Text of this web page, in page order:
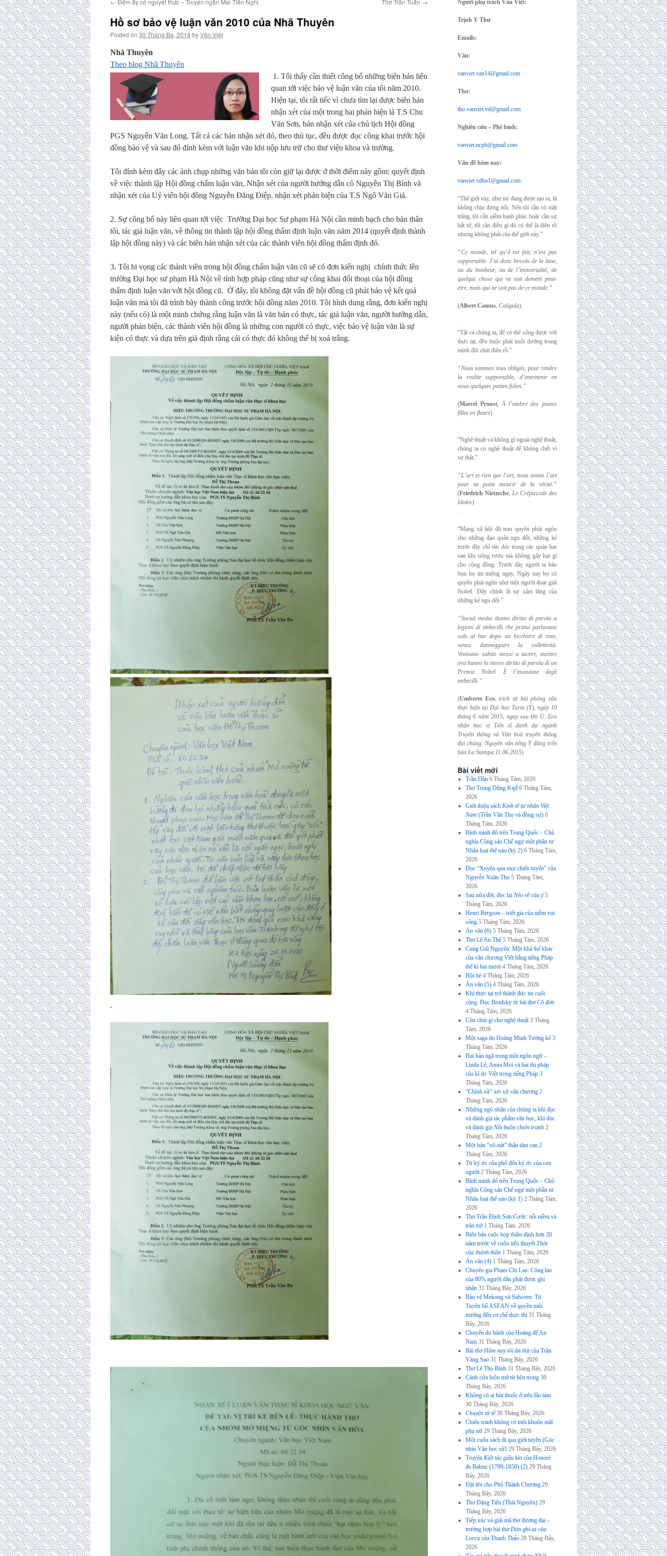
← Đêm ấy có nguyệt thực – Truyện ngắn Mai Tiến Nghị Thơ Trần Tuấn →
Hồ sơ bảo vệ luận văn 2010 của Nhã Thuyên
Posted on 30 Tháng Ba, 2014byVăn Việt
Nhã Thuyên
Theo blog Nhã Thuyên
1. Tôi thấy cần thiết công bố những biên bản liên
quan tới việc bảo vệ luận văn của tôi năm 2010.
Hiện tại, tôi rất tiếc vì chưa tìm lại được biên bản
nhận xét của một trong hai phản biện là T.S Chu
Văn Sơn, bản nhận xét của chủ tịch Hội đồng
PGS Nguyễn Văn Long. Tất cả các bản nhận xét đó, theo thủ tục, đều được đọc công khai trước hội
đồng bảo vệ và sau đó đính kèm với luận văn khi nộp lưu trữ cho thư viện khoa và trường.
Tôi đính kèm đây các ảnh chụp những văn bản tôi còn giữ lại được ở thời điểm này gồm: quyết định
về việc thành lập Hội đồng chấm luận văn, Nhận xét của người hướng dẫn cô Nguyễn Thị Bình và
nhận xét của Uỷ viên hội đồng Nguyễn Đăng Điệp, nhận xét phản biện của T.S Ngô Văn Giá.
2. Sự công bố này liên quan tới việc Trường Đại học Sư phạm Hà Nội cần minh bạch cho bản thân
tôi, tác giả luận văn, về thông tin thành lập hội đồng thẩm định luận văn năm 2014 (quyết định thành
lập hội đồng này) và các biên bản nhận xét của các thành viên hội đồng thẩm định đó.
3. Tôi hi vọng các thành viên trong hội đồng chấm luận văn cũ sẽ có đơn kiến nghị chính thức lên
trường Đại học sư phạm Hà Nội về tính hợp pháp cũng như sự công khai đối thoại của hội đồng
thẩm định luận văn với hội đồng cũ. Ở đây, tôi không đặt vấn đề hội đồng cũ phải bảo vệ kết quả
luận văn mà tôi đã trình bày thành công trước hội đồng năm 2010. Tôi hình dung rằng, đơn kiến nghị
này (nếu có) là một minh chứng rằng luận văn là văn bản có thực, tác giả luận văn, người hướng dẫn,
người phản biện, các thành viên hội đồng là những con người có thực, việc bảo vệ luận văn là sự
kiện có thực và dựa trên giả định rằng cái có thực đó không thể bị xoá trắng.
Người phụ trách Văn Việt:
Trịnh Y Thư
Emails:
Văn:
vanviet.van14@gmail.com
Thơ:
tho.vanviet.vd@gmail.com
Nghiên cứu – Phê bình:
vanviet.ncpb@gmail.com
Vấn đề hôm nay:
vanviet.vdhn1@gmail.com
“Thế giới này, như nó đang được tạo ra, là
không chịu đựng nổi. Nên tôi cần có mặt
trăng, tôi cần niềm hạnh phúc hoặc cần sự
bất tử, tôi cần điều gì đó có thể là điên rồ
nhưng không phải của thế giới này.”
“Ce monde, tel qu’il est fait, n’est pas
supportable. J’ai donc besoin de la lune,
ou du bonheur, ou de l’immortalité, de
quelque chose qui ne soit dement peut-
etre, mais qui ne soit pas de ce monde.”
(Albert Camus, Caligula).
.
“Tất cả chúng ta, để có thể sống được với
thực tại, đều buộc phải nuôi dưỡng trong
mình đôi chút điên rồ.”
“Nous sommes tous obligés, pour rendre
la realite supportable, d’entretenir en
nous quelques petites folies.”
(Marcel Proust,À l’ombre des jeunes
filles en fleurs)
.
“Nghệ thuật và không gì ngoài nghệ thuật,
chúng ta có nghệ thuật để không chết vì
sự thật.”
“L’art et rien que l’art, nous avons l’art
pour ne point mourir de la vérité.”
(Friedrich Nietzsche, Le Crépuscule des
Idoles)
.
“Mạng xã hội đã trao quyền phát ngôn
cho những đạo quân ngu dốt, những kẻ
trước đây chỉ tán dóc trong các quán bar
sau khi uống rượu mà không gây hại gì
cho cộng đồng. Trước đây người ta bảo
bọn họ im miệng ngay. Ngày nay họ có
quyền phát ngôn như một người đoạt giải
Nobel. Đây chính là sự xâm lăng của
những kẻ ngu dốt.”
“Social media danno diritto di parola a
legioni di imbecilli che prima parlavano
solo albar dopo un bicchiere di vino,
senza danneggiare la collettività.
Venivano subito messi a tacere, mentre
ora hanno lo stesso diritto di parola di un
Premio Nobel. È l’invasione degli
imbecilli.”
(Umberto Eco,trích từ bài phỏng vấn
thực hiện tại Đại học Turin (Ý), ngày 10
tháng 6 năm 2015, ngay sau khi U. Eco
nhận học vị Tiến sĩ danh dự ngành
Truyền thông và Văn hoá truyền thông
đại chúng. Nguyên văn tiếng Ý đăng trên
báo La Stampa 11.06.2015)
Bài viết mới
Trần Dần 6 Tháng Tám, 2026
Thơ Trung Dũng Kqđ 6 Tháng Tám,
2026
Giới thiệu sách Kinh tế tư nhân Việt
Nam (Trần Văn Thọ và đồng sự) 6
Tháng Tám, 2026
Bình minh đỏ trên Trung Quốc – Chủ
nghĩa Cộng sản Chế ngự một phần tư
Nhân loại thế nào (kỳ 2) 6 Tháng Tám,
2026
Đọc “Xuyên qua mọi chiến tuyến” của
Nguyễn Xuân Thọ 5 Tháng Tám,
2026
Sau nửa đời, đọc lại Nẻo về của ý 5
Tháng Tám, 2026
Henri Bergson – triết gia của niềm vui
sống 5 Tháng Tám, 2026
Án văn (6) 5 Tháng Tám, 2026
Thơ Lê An Thế 5 Tháng Tám, 2026
Cung Giũ Nguyên: Một khả thể khác
của văn chương Việt bằng tiếng Pháp
thế kỉ hai mươi 4 Tháng Tám, 2026
Hội hè 4 Tháng Tám, 2026
Án văn (5) 4 Tháng Tám, 2026
Khi thực tại trở thành đức tin cuối
cùng: Đọc Brodsky từ bài thơCô đơn
4 Tháng Tám, 2026
Còn chút gì cho nghệ thuật 3 Tháng
Tám, 2026
Một saga do Hoàng Minh Tường kể 3
Tháng Tám, 2026
Hai bản ngã trong một ngôn ngữ –
Linda Lê, Anna Moï và hai thi pháp
của kí ức Việt trong tiếng Pháp 3
Tháng Tám, 2026
“Chính sử” xét xử văn chương 2
Tháng Tám, 2026
Những ngộ nhận của chúng ta khi đọc
và đánh giá tác phẩm văn học, khi đọc
và đánh giá Nỗi buồn chiến tranh 2
Tháng Tám, 2026
Một bản “xô-nát” thấu tâm can 2
Tháng Tám, 2026
Từ ký ức của phố đến ký ức của con
người 2 Tháng Tám, 2026
Bình minh đỏ trên Trung Quốc – Chủ
nghĩa Cộng sản Chế ngự một phần tư
Nhân loại thế nào (kỳ 1) 2 Tháng Tám,
2026
Thơ Trần Đình Sơn Cước: nỗi niềm và
trăn trở 1 Tháng Tám, 2026
Biên bản cuộc họp thẩm định hơn 20
năm trước về cuốn tiểu thuyếtThời
của thánh thần 1 Tháng Tám, 2026
Án văn (4) 1 Tháng Tám, 2026
Chuyên gia Phạm Chi Lan: Công lao
của 80% người dân phải được ghi
nhận 31 Tháng Bảy, 2026
Bảo vệ Mekong và Salween: Từ
Tuyên bố ASEAN về quyền môi
trường đến cơ chế thực thi 31 Tháng
Bảy, 2026
Chuyến du hành của Hoàng đế An
Nam 31 Tháng Bảy, 2026
Bài thơHôm nay tôi ăn thịtcủa Trần
Vàng Sao 31 Tháng Bảy, 2026
Thơ Lê Thọ Bình 31 Tháng Bảy, 2026
Cánh cửa luôn mở từ bên trong 30
Tháng Bảy, 2026
Không có ai hút thuốc ở trên lầu tám
30 Tháng Bảy, 2026
Chuyện tử tế 30 Tháng Bảy, 2026
Chiến tranh không có một khuôn mặt
phụ nữ 29 Tháng Bảy, 2026
Một cuốn sách đi qua giới tuyến (Góc
nhìn Văn học sử) 29 Tháng Bảy, 2026
Truyện Kiệt tác giấu kíncủa Honoré
de Balzac (1799-1850) (2) 29 Tháng
Bảy, 2026
Đặt tên cho Phủ Thành Chương 29
Tháng Bảy, 2026
Thơ Đặng Tiến (Thái Nguyên) 29
Tháng Bảy, 2026
Tiếp xúc và giải mã thơ đương đại –
trường hợp bài thơĐàn ghi-ta của
Lorcacủa Thanh Thảo 28 Tháng Bảy,
2026